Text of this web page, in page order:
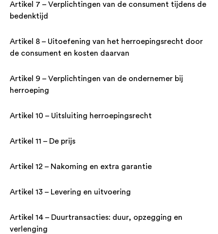
Artikel 7 – Verplichtingen van de consument tijdens de
bedenktijd
Artikel 8 – Uitoefening van het herroepingsrecht door
de consument en kosten daarvan
Artikel 9 – Verplichtingen van de ondernemer bij
herroeping
Artikel 10 – Uitsluiting herroepingsrecht
Artikel 11 – De prijs
Artikel 12 – Nakoming en extra garantie
Artikel 13 – Levering en uitvoering
Artikel 14 – Duurtransacties: duur, opzegging en
verlenging